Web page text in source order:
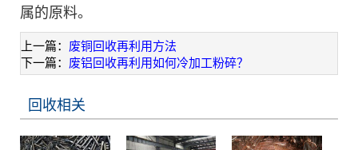
属的原料。
上一篇： 废铜回收再利用方法
下一篇： 废铝回收再利用如何冷加工粉碎？
回收相关